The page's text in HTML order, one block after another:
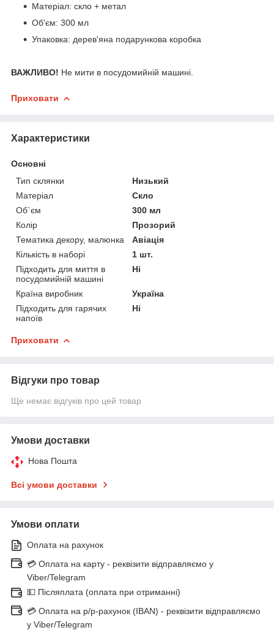
Матеріал: скло + метал
Об'єм: 300 мл
Упаковка: дерев'яна подарункова коробка
ВАЖЛИВО! Не мити в посудомийній машині.
Приховати
Характеристики
Основні
Тип склянки
Низький
Матеріал
Скло
Об`єм
300 мл
Колір
Прозорий
Тематика декору, малюнка
Авіація
Кількість в наборі
1 шт.
Підходить для миття в
посудомийній машині
Ні
Країна виробник
Україна
Підходить для гарячих
напоїв
Ні
Приховати
Відгуки про товар
Ще немає відгуків про цей товар
Умови доставки
Нова Пошта
Всі умови доставки
Умови оплати
Оплата на рахунок
💳 Оплата на карту - реквізити відправляємо у
Viber/Telegram
💵 Післяплата (оплата при отриманні)
💳 Оплата на р/р-рахунок (IBAN) - реквізити відправляємо
у Viber/Telegram